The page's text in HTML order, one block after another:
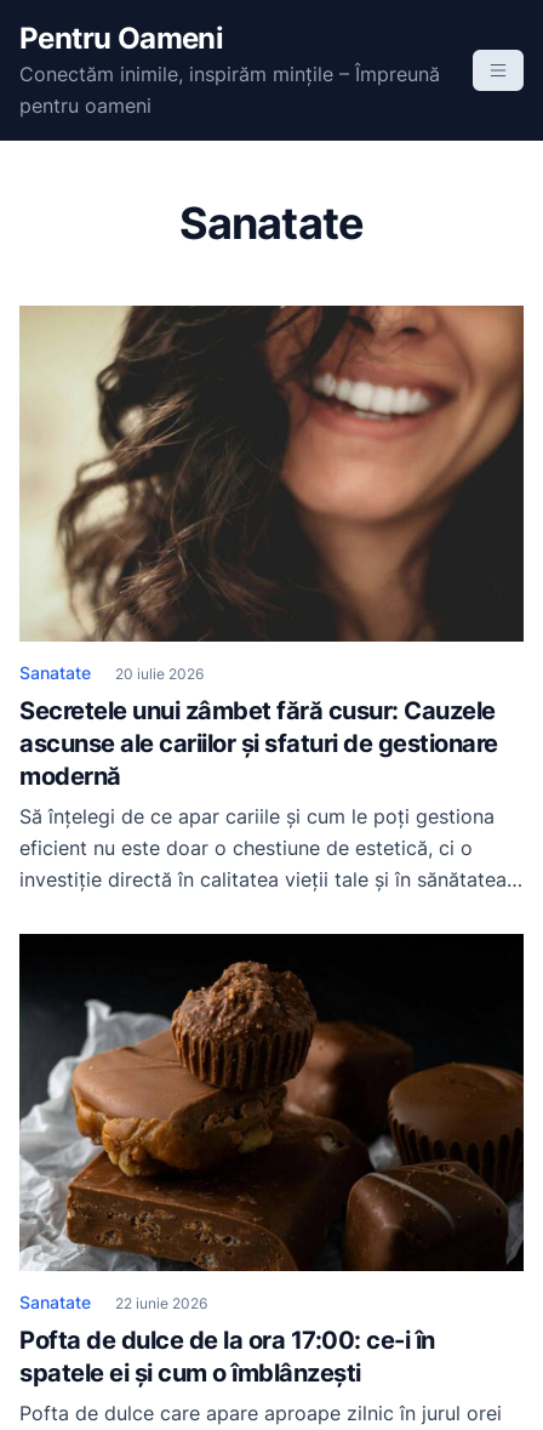
t
Pentru Oameni
Conectăm inimile, inspirăm mințile – Împreună
pentru oameni
Sanatate
Sanatate 20 iulie 2026
Secretele unui zâmbet fără cusur: Cauzele
ascunse ale cariilor și sfaturi de gestionare
modernă
Să înțelegi de ce apar cariile și cum le poți gestiona
eficient nu este doar o chestiune de estetică, ci o
investiție directă în calitatea vieții tale și în sănătatea
principalele beneficii și informații pe care le vei
descoperi: Mecanismul […]
Sanatate 22 iunie 2026
Pofta de dulce de la ora 17:00: ce-i în
spatele ei și cum o îmblânzești
Pofta de dulce care apare aproape zilnic în jurul orei